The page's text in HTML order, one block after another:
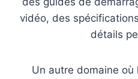
vidéo, des
détails
Un autre domaine où